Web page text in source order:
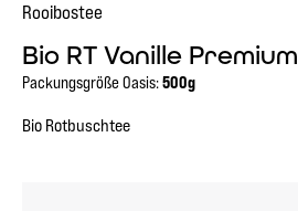
Rooibostee
Bio RT Vanille Premium
Packungsgröße Oasis:500g
Bio Rotbuschtee